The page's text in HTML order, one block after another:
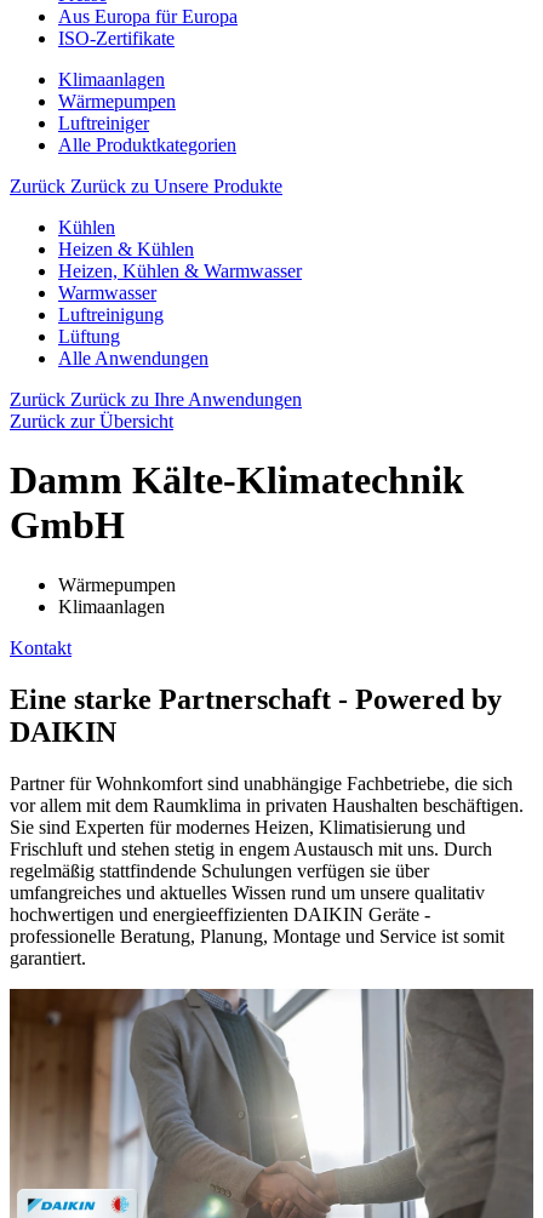
Aus Europa für Europa
ISO-Zertifikate
Klimaanlagen
Wärmepumpen
Luftreiniger
Alle Produktkategorien
Zurück Zurück zu Unsere Produkte
Kühlen
Heizen & Kühlen
Heizen, Kühlen & Warmwasser
Warmwasser
Luftreinigung
Lüftung
Alle Anwendungen
Zurück Zurück zu Ihre Anwendungen
Zurück zur Übersicht
Damm Kälte-Klimatechnik
GmbH
Wärmepumpen
Klimaanlagen
Kontakt
Eine starke Partnerschaft - Powered by
DAIKIN
Partner für Wohnkomfort sind unabhängige Fachbetriebe, die sich
vor allem mit dem Raumklima in privaten Haushalten beschäftigen.
Sie sind Experten für modernes Heizen, Klimatisierung und
Frischluft und stehen stetig in engem Austausch mit uns. Durch
regelmäßig stattfindende Schulungen verfügen sie über
umfangreiches und aktuelles Wissen rund um unsere qualitativ
hochwertigen und energieeffizienten DAIKIN Geräte -
professionelle Beratung, Planung, Montage und Service ist somit
garantiert.